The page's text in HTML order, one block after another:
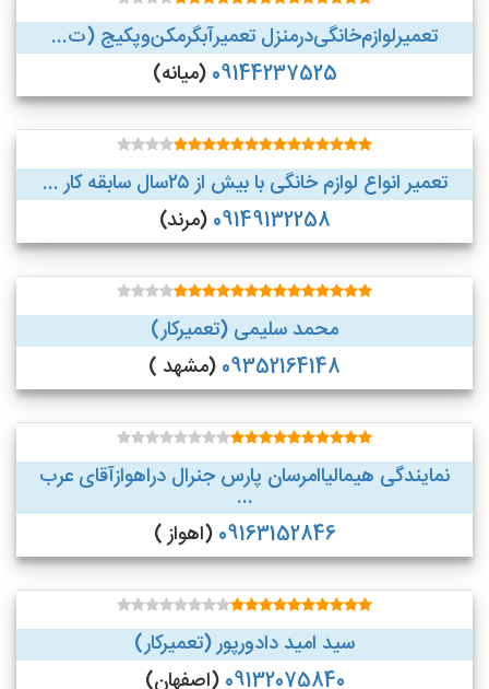
تعمیر‌لوازم‌‌خانگی‌در‌منزل‌ تعمیر‌آبگرمکن‌وپکیج (ت...
09144237525(میانه)
تعمیر انواع لوازم خانگی با بیش از ۲۵سال سابقه کار ...
09149132258(مرند)
محمد سلیمی (تعمیرکار)
09352164148(مشهد )
نمایندگی هیمالیاامرسان پارس جنرال دراهوازآقای عرب
...
09163152846(اهواز )
سید امید دادورپور (تعمیرکار)
09132075840(اصفهان)